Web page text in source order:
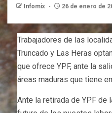
Infomix 26 de enero de
Trabajadores de las
Truncado y Las Heras
que ofrece YPF, ante la
áreas maduras que tiene
Ante la retirada de YPF de